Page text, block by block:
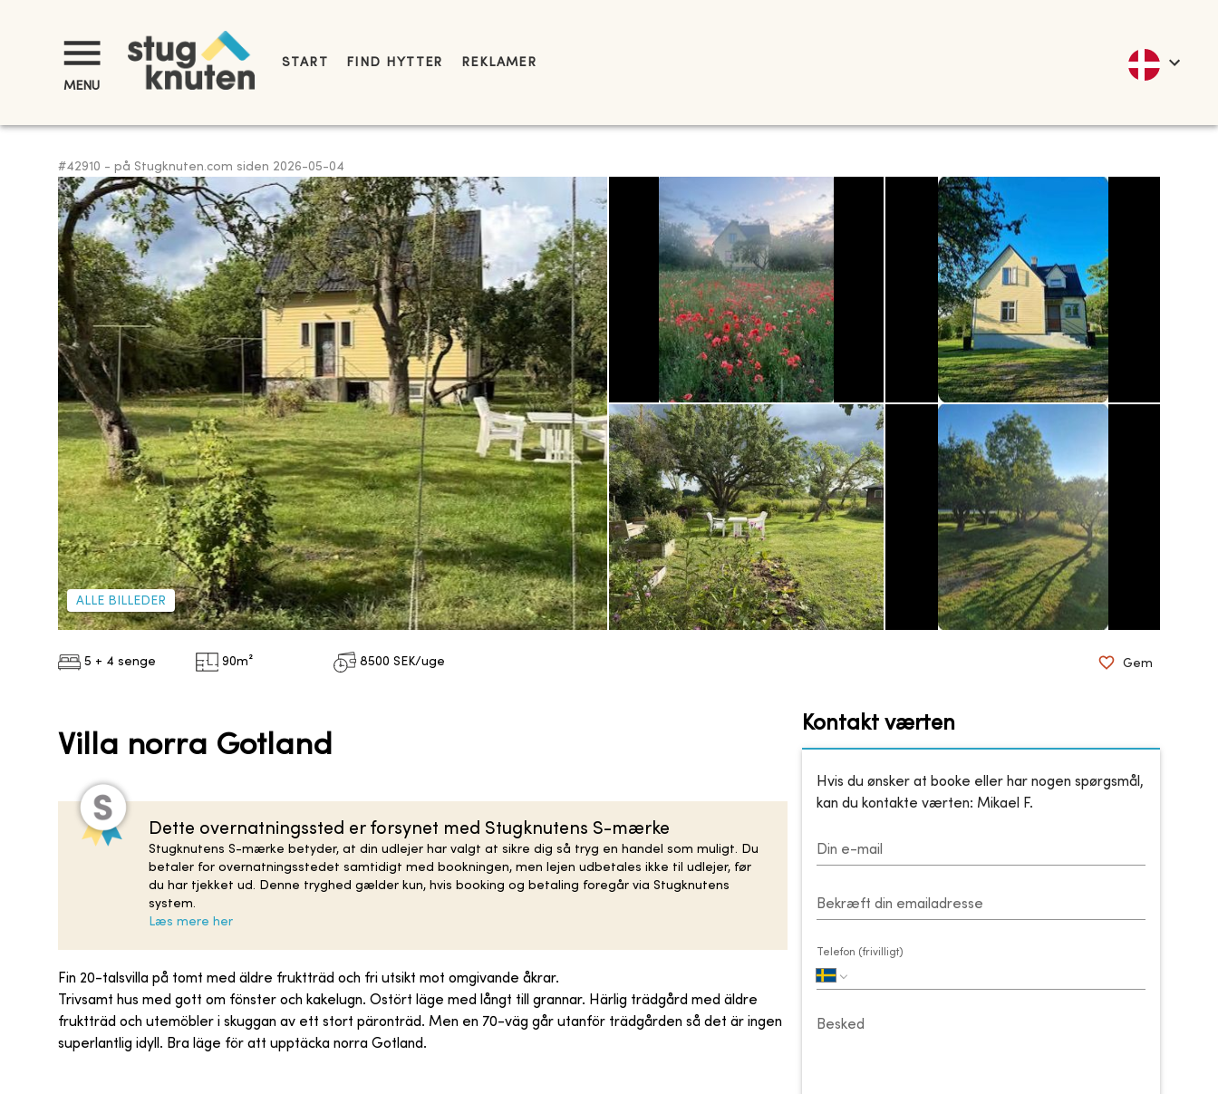
MENU
START FIND HYTTER REKLAMER
#42910 - på Stugknuten.com siden 2026-05-04
ALLE BILLEDER
5 + 4 senge 90m² 8500 SEK/uge Gem
Villa norra Gotland
Dette overnatningssted er forsynet med Stugknutens S-mærke
Stugknutens S-mærke betyder, at din udlejer har valgt at sikre dig så tryg en handel som muligt. Du
betaler for overnatningsstedet samtidigt med bookningen, men lejen udbetales ikke til udlejer, før
du har tjekket ud. Denne tryghed gælder kun, hvis booking og betaling foregår via Stugknutens
system.
Læs mere her
Fin 20-talsvilla på tomt med äldre fruktträd och fri utsikt mot omgivande åkrar.
Trivsamt hus med gott om fönster och kakelugn. Ostört läge med långt till grannar. Härlig trädgård med äldre
fruktträd och utemöbler i skuggan av ett stort päronträd. Men en 70-väg går utanför trädgården så det är ingen
superlantlig idyll. Bra läge för att upptäcka norra Gotland.
Kontakt værten
Hvis du ønsker at booke eller har nogen spørgsmål,
kan du kontakte værten: Mikael F.
Din e-mail
Bekræft din emailadresse
Telefon (frivilligt)
Besked